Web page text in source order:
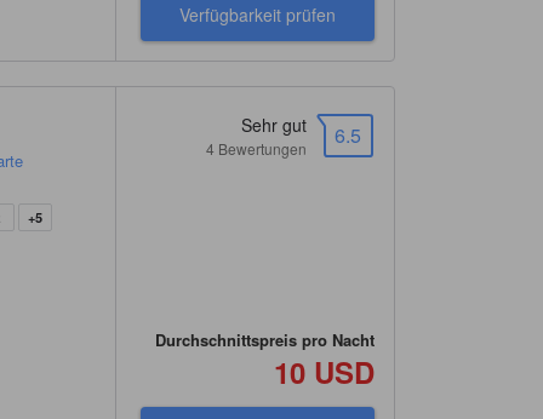
Verfügbarkeit prüfen
+5
6.5
Sehr gut
4 Bewertungen
Durchschnittspreis pro Nacht
10 USD